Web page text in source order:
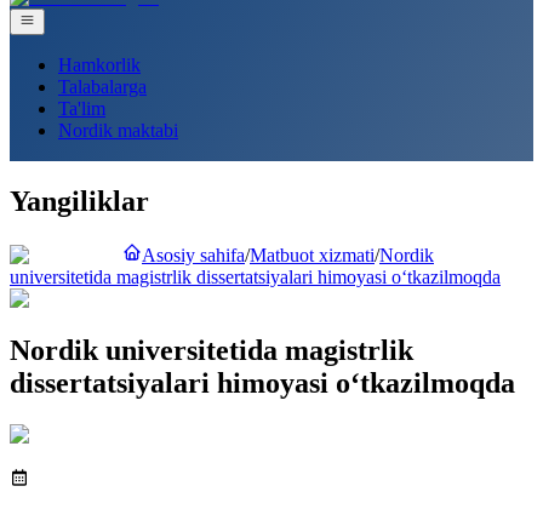
Hamkorlik
Talabalarga
Ta'lim
Nordik maktabi
Yangiliklar
Asosiy sahifa/Matbuot xizmati/Nordik
universitetida magistrlik dissertatsiyalari himoyasi o‘tkazilmoqda
Nordik universitetida magistrlik
dissertatsiyalari himoyasi o‘tkazilmoqda